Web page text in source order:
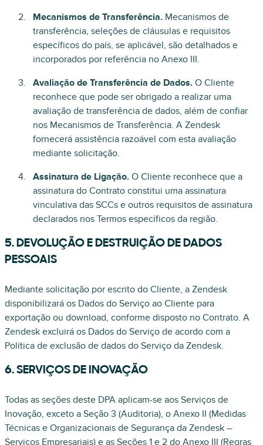
Mecanismos de Transferência. Mecanismos de
transferência, seleções de cláusulas e requisitos
específicos do país, se aplicável, são detalhados e
incorporados por referência no Anexo III.
Avaliação de Transferência de Dados. O Cliente
reconhece que pode ser obrigado a realizar uma
avaliação de transferência de dados, além de confiar
nos Mecanismos de Transferência. A Zendesk
fornecerá assistência razoável com esta avaliação
mediante solicitação.
Assinatura de Ligação. O Cliente reconhece que a
assinatura do Contrato constitui uma assinatura
vinculativa das SCCs e outros requisitos de assinatura
declarados nos Termos específicos da região.
5. DEVOLUÇÃO E DESTRUIÇÃO DE DADOS
PESSOAIS
Mediante solicitação por escrito do Cliente, a Zendesk
disponibilizará os Dados do Serviço ao Cliente para
exportação ou download, conforme disposto no Contrato. A
Zendesk excluirá os Dados do Serviço de acordo com a
Política de exclusão de dados do Serviço da Zendesk.
6. SERVIÇOS DE INOVAÇÃO
Todas as seções deste DPA aplicam-se aos Serviços de
Inovação, exceto a Seção 3 (Auditoria), o Anexo II (Medidas
Técnicas e Organizacionais de Segurança da Zendesk –
Serviços Empresariais) e as Seções 1 e 2 do Anexo III (Regras